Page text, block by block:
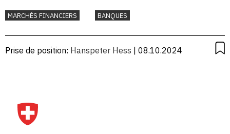
MARCHÉS FINANCIERS BANQUES
Prise de position: Hanspeter Hess | 08.10.2024